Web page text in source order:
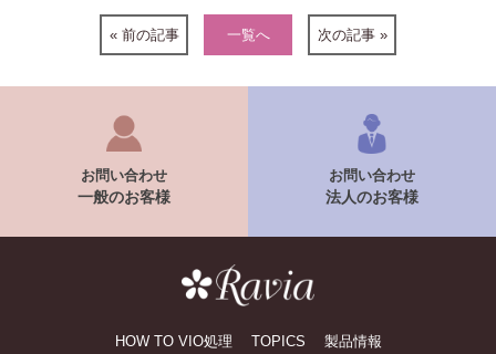
« 前の記事 一覧へ 次の記事 »
お問い合わせ
一般のお客様
お問い合わせ
法人のお客様
HOW TO VIO処理 TOPICS 製品情報